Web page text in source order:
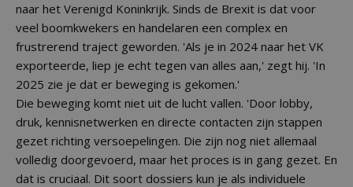
naar het Verenigd Koninkrijk. Sinds de Brexit is dat voor
veel boomkwekers en handelaren een complex en
frustrerend traject geworden. 'Als je in 2024 naar het VK
exporteerde, liep je echt tegen van alles aan,' zegt hij. 'In
2025 zie je dat er beweging is gekomen.'
Die beweging komt niet uit de lucht vallen. 'Door lobby,
druk, kennisnetwerken en directe contacten zijn stappen
gezet richting versoepelingen. Die zijn nog niet allemaal
volledig doorgevoerd, maar het proces is in gang gezet. En
dat is cruciaal. Dit soort dossiers kun je als individuele